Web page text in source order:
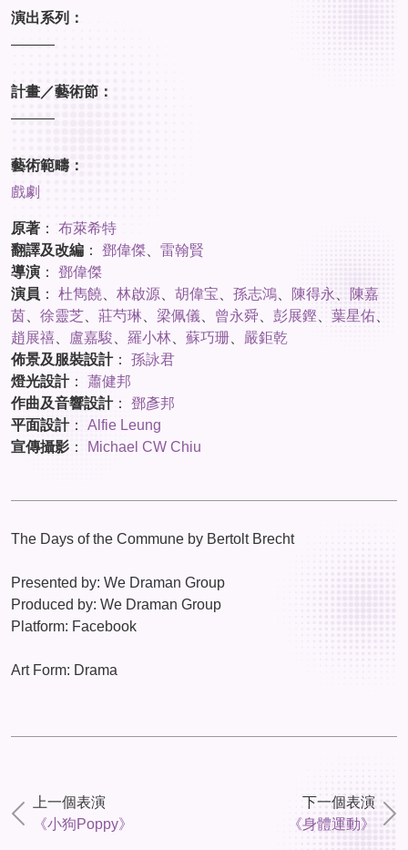
演出系列：
———
計畫／藝術節：
———
藝術範疇：
戲劇
原著 ： 布萊希特
翻譯及改編 ： 鄧偉傑
雷翰賢
導演 ： 鄧偉傑
演員 ： 杜雋饒 林啟源 胡偉宝 孫志鴻 陳得永、
陳嘉
茵
徐靈芝 莊芍琳 梁佩儀 曾永舜 彭展鏗 葉星佑
趙展禧
盧嘉駿 羅小林 蘇巧珊
嚴鉅乾
佈景及服裝設計： 孫詠君
燈光設計： 蕭健邦
作曲及音響設計： 鄧彥邦
平面設計： Alfie Leung
宣傳攝影 ： Michael CW Chiu
The Days of the Commune by Bertolt Brecht
Presented by: We Draman Group
Produced by: We Draman Group
Platform: Facebook
Art Form: Drama
上一個表演
《小狗Poppy》
下一個表演
《身體運動》